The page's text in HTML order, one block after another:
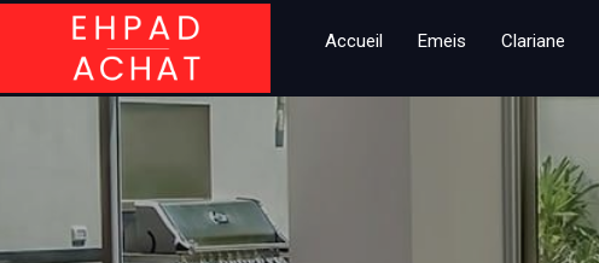
Accueil Emeis Clariane